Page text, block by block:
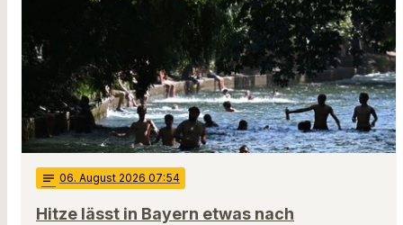
notes 06. August 2026 07:54
Hitze lässt in Bayern etwas nach